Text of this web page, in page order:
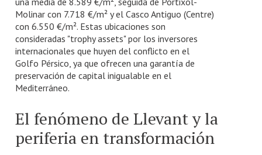
Molinar con 7.718 €/m² y el Casco Antiguo (Centre)
con 6.550 €/m². Estas ubicaciones son
consideradas "trophy assets" por los inversores
internacionales que huyen del conflicto en el
Golfo Pérsico, ya que ofrecen una garantía de
preservación de capital inigualable en el
Mediterráneo.
El fenómeno de Llevant y la
periferia en transformación